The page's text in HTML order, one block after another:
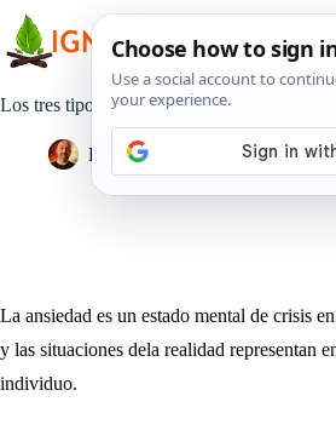
contenido
Los tres tipos de ansiedad según Sigmund
Pedro Lisperguer 7 mayo,
La ansiedad es un estado mental de crisis
y las situaciones dela realidad representan
individuo.